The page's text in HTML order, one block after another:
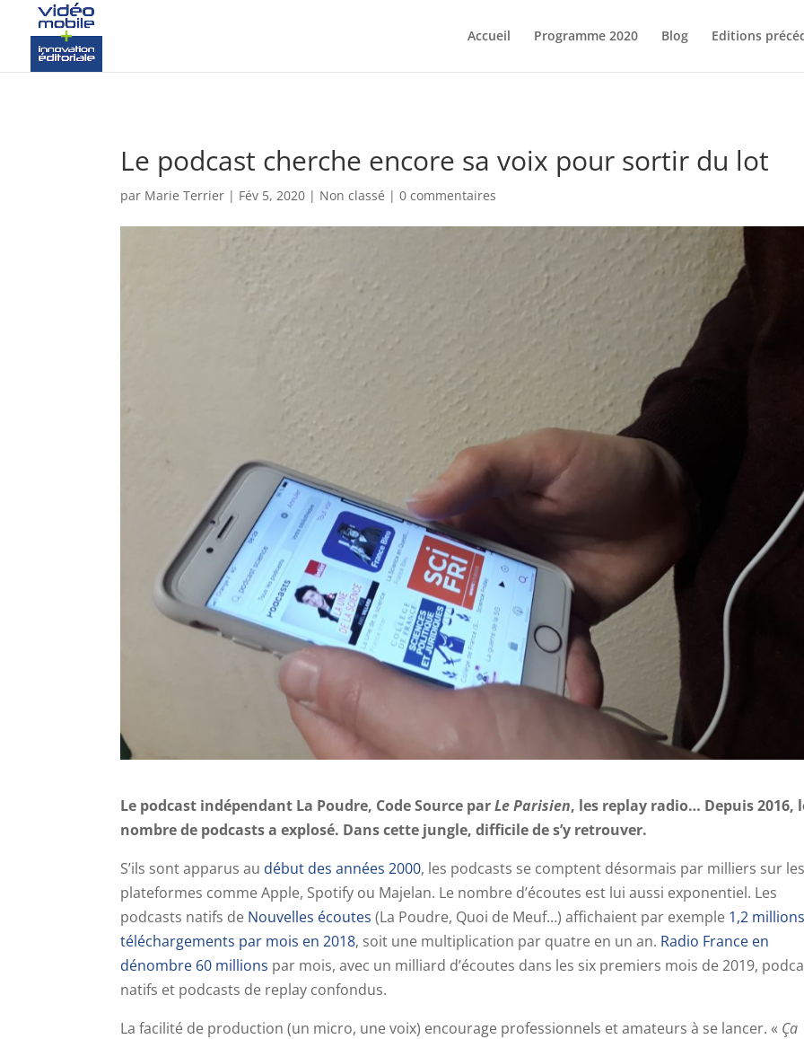
google-site-verification: googlef37d4e64854180f8.html
Accueil Programme 2020 Blog Editions
Le podcast cherche encore sa voix pour sortir du lot
par Marie Terrier | Fév 5, 2020 | Non classé |0 commentaires
Le podcast indépendant La Poudre, Code Source parLe Parisien, les replay radio… Depuis 2016,
nombre de podcasts a explosé. Dans cette jungle, difficile de s’y retrouver.
S’ils sont apparus au début des années 2000, les podcasts se comptent désormais par milliers sur
plateformes comme Apple, Spotify ou Majelan. Le nombre d’écoutes est lui aussi exponentiel. Les
podcasts natifs de Nouvelles écoutes (La Poudre, Quoi de Meuf…) affichaient par exemple 1,2
téléchargements par mois en 2018, soit une multiplication par quatre en un an. Radio France en
dénombre 60 millions par mois, avec un milliard d’écoutes dans les six premiers mois de 2019,
natifs et podcasts de replay confondus.
La facilité de production (un micro, une voix) encourage professionnels et amateurs à se lancer. « Ça